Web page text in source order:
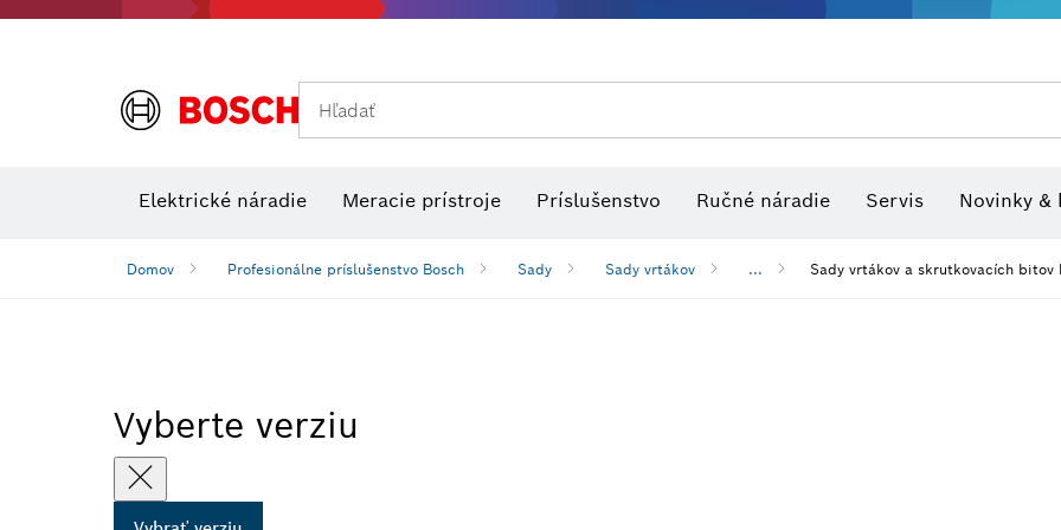
Hľadať
Elektrické náradie Meracie prístroje Príslušenstvo Ručné náradie Servis Novinky &
Domov Profesionálne príslušenstvo Bosch Sady Sady vrtákov ... Sady vrtákov a skrutkovacích
Vyberte verziu